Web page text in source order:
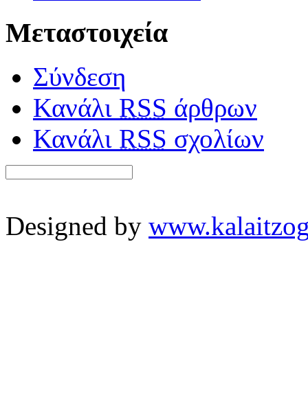
Μεταστοιχεία
Σύνδεση
Κανάλι RSS άρθρων
Κανάλι RSS σχολίων
Designed by